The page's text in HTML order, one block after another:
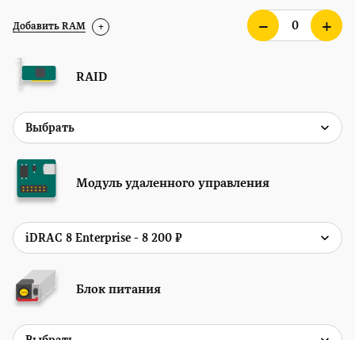
Добавить RAM +
RAID
Модуль удаленного управления
Блок питания